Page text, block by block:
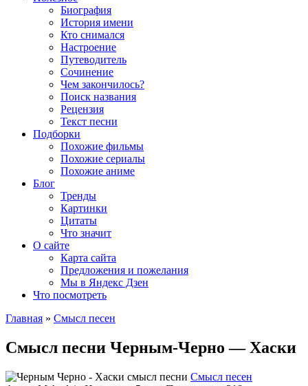
Биография
История имени
Кто снимался
Настроение
Путеводитель
Сочинение
Чем закончилось?
Поиск названия
Рецензия
Текст песни
Подборки
Похожие фильмы
Похожие сериалы
Похожие аниме
Блог
Тренды
Картинки
Цитаты
Что значит
О сайте
Карта сайта
Предложения и пожелания
Мы в Яндекс Дзен
Что посмотреть
Главная » Смысл песен
Смысл песни Черным-Черно — Хаски
Смысл песен